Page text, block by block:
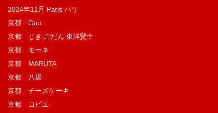
2024年11月 Paris パリ
京都 Guu
京都 じき ごだん 東洋賢士
京都 モーネ
京都 MARUTA
京都 八坂
京都 チーズケーキ
京都 コピエ